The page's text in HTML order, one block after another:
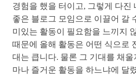
경험을 했을 터이고, 그렇게 다진
좋은 블로그 모임으로 이끌어 갈
미있는 활동이 필요함을 느끼지
때문에 올해 활동은 어떤 식으로
대는 큽니다. 물론 그 기대를 채울
마나 즐거운 활동을 하느냐에 달